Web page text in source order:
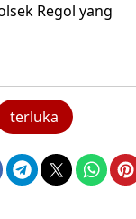
Regol yang
terluka